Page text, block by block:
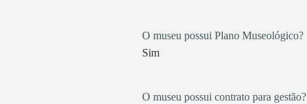
O museu possui Plano Museológico?
Sim
O museu possui contrato para gestão?